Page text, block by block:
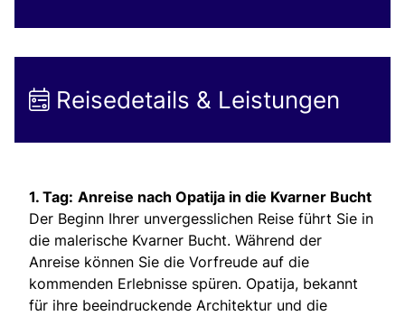
Reisedetails & Leistungen
1. Tag: Anreise nach Opatija in die Kvarner Bucht
Der Beginn Ihrer unvergesslichen Reise führt Sie in
die malerische Kvarner Bucht. Während der
Anreise können Sie die Vorfreude auf die
kommenden Erlebnisse spüren. Opatija, bekannt
für ihre beeindruckende Architektur und die